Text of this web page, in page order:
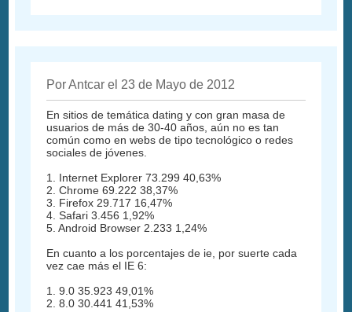
Por Antcar el 23 de Mayo de 2012
En sitios de temática dating y con gran masa de
usuarios de más de 30-40 años, aún no es tan
común como en webs de tipo tecnológico o redes
sociales de jóvenes.
1. Internet Explorer 73.299 40,63%
2. Chrome 69.222 38,37%
3. Firefox 29.717 16,47%
4. Safari 3.456 1,92%
5. Android Browser 2.233 1,24%
En cuanto a los porcentajes de ie, por suerte cada
vez cae más el IE 6:
1. 9.0 35.923 49,01%
2. 8.0 30.441 41,53%